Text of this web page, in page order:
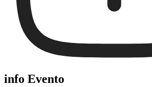
info Evento